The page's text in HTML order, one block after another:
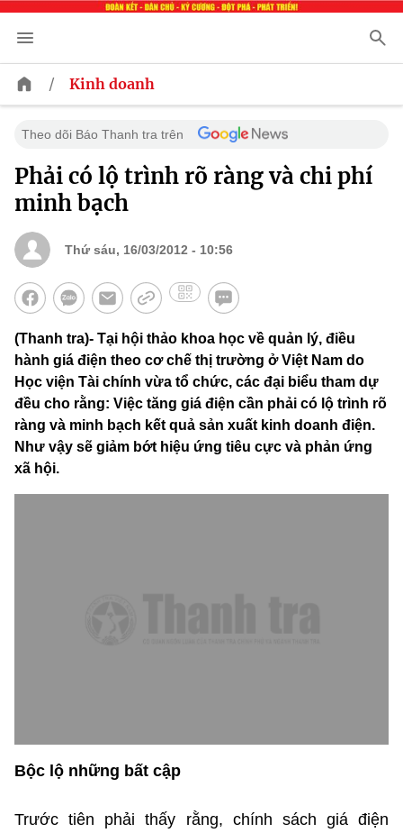
/ Kinh doanh
Theo dõi Báo Thanh tra trên
Phải có lộ trình rõ ràng và chi phí
minh bạch
Thứ sáu, 16/03/2012 - 10:56
(Thanh tra)- Tại hội thảo khoa học về quản lý, điều
hành giá điện theo cơ chế thị trường ở Việt Nam do
Học viện Tài chính vừa tổ chức, các đại biểu tham dự
đều cho rằng: Việc tăng giá điện cần phải có lộ trình rõ
ràng và minh bạch kết quả sản xuất kinh doanh điện.
Như vậy sẽ giảm bớt hiệu ứng tiêu cực và phản ứng
xã hội.
Bộc lộ những bất cập
Trước tiên phải thấy rằng, chính sách giá điện